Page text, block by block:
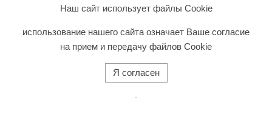
Наш сайт использует файлы Cookie
использование нашего сайта означает Ваше согласие
на прием и передачу файлов Cookie
Я согласен